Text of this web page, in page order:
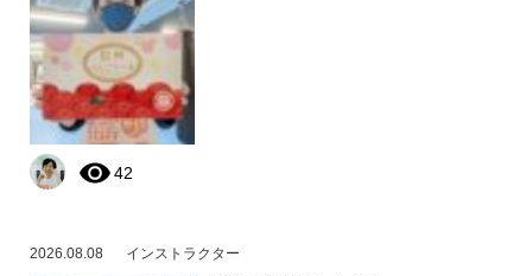
42
2026.08.08 インストラクター